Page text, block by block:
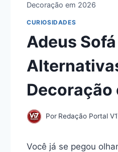
Decoração em 2026
CURIOSIDADES
Adeus
Decoração
Por Redação Portal
Você já se pegou